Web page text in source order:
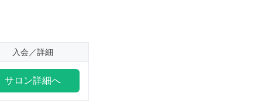
入会／詳細
サロン詳細へ